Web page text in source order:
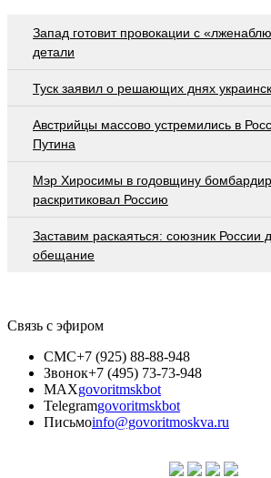
Запад готовит провокации с
детали
Туск заявил о решающих днях
Австрийцы массово устремились в
Путина
Мэр Хиросимы в годовщину
раскритиковал Россию
Заставим раскаяться: союзник России
обещание
Связь с эфиром
СМС+7 (925) 88-88-948
Звонок+7 (495) 73-73-948
MAXgovoritmskbot
Telegramgovoritmskbot
Письмоinfo@govoritmoskva.ru